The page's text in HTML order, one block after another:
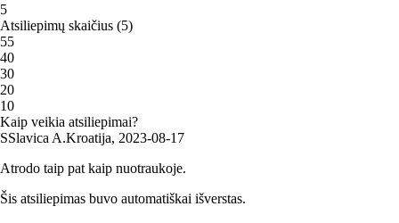
5
Atsiliepimų skaičius (5)
55
40
30
20
10
Kaip veikia atsiliepimai?
SSlavica A.Kroatija, 2023‑08‑17
Atrodo taip pat kaip nuotraukoje.
Šis atsiliepimas buvo automatiškai išverstas.